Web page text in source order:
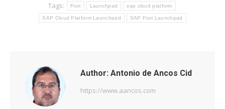
Tags:
Fiori Launchpad sap cloud platform
SAP Cloud Platform Launchpad SAP Fiori Launchpad
Author: Antonio de Ancos Cid
https://www.aancos.com